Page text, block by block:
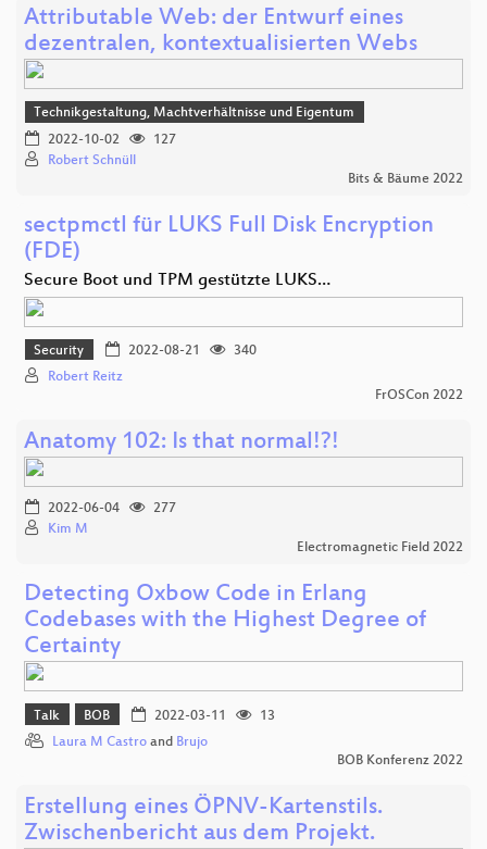
Attributable Web: der Entwurf eines
dezentralen, kontextualisierten Webs
Technikgestaltung, Machtverhältnisse und Eigentum
2022-10-02
127
Robert Schnüll
Bits & Bäume 2022
sectpmctl für LUKS Full Disk Encryption
(FDE)
Secure Boot und TPM gestützte LUKS…
Security 2022-08-21
340
Robert Reitz
FrOSCon 2022
Anatomy 102: Is that normal!?!
2022-06-04
277
Kim M
Electromagnetic Field 2022
Detecting Oxbow Code in Erlang
Codebases with the Highest Degree of
Certainty
Talk BOB 2022-03-11
13
Laura M Castro and Brujo
BOB Konferenz 2022
Erstellung eines ÖPNV-Kartenstils.
Zwischenbericht aus dem Projekt.